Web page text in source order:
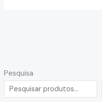
Pesquisa